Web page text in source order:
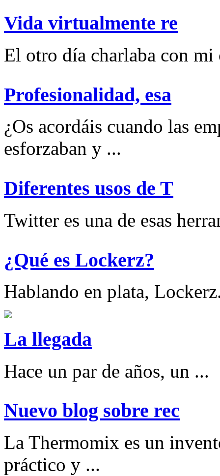
Vida virtualmente re
El otro día charlaba con
Profesionalidad, esa
¿Os acordáis cuando las
esforzaban y ...
Diferentes usos de T
Twitter es una de esas
¿Qué es Lockerz?
Hablando en plata,
La llegada
Hace un par de años, un ...
Nuevo blog sobre rec
La Thermomix es un
práctico y ...